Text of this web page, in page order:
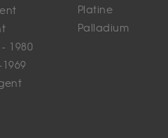
1980
Platine
Palladium